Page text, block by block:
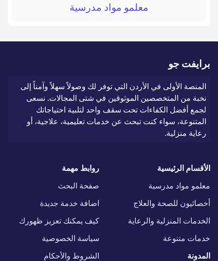
معلمو مواد مدرسية
برايفت جو
المنصة الأولى في الأردن التي توفر لك وصولاً سهلاً وآمناً إلى
نخبة من المتخصصين الموثوقين في شتى المجالات. نسعى
لجمع أفضل الكفاءات تحت سقف واحد لتلبية احتياجاتك
المتنوعة، سواء كنت تبحث عن خدمات تعليمية، علاجية، أو
رعاية منزلية.
الأقسام الرئيسية
معلمو مواد مدرسية
أخصائيون للصحة والعلاج
الخدمات المنزلية والرعاية
خدمات متنوعة
المدونة
روابط مهمة
صفحة البحث
اضافة خدمة جديدة
كيف يمكنك تعزيز ظهورك
سياسة الخصوصية
الشروط والأحكام